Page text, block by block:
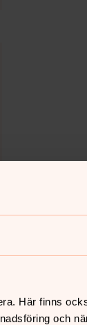
Här finns
och